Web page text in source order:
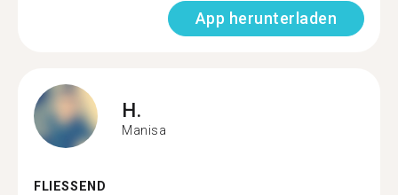
App herunterladen
H.
Manisa
FLIESSEND